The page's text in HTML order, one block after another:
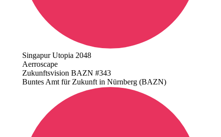
Singapur Utopia 2048
Aerroscape
Zukunftsvision BAZN #343
Buntes Amt für Zukunft in Nürnberg (BAZN)